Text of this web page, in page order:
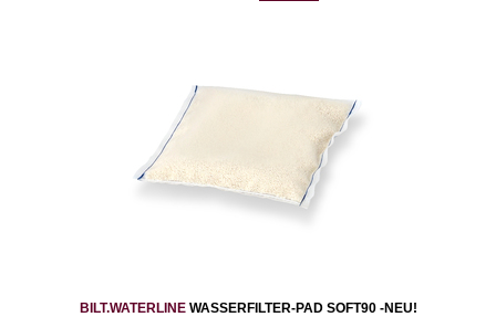
BILT.WATERLINEWASSERFILTER-PAD SOFT90 -NEU!